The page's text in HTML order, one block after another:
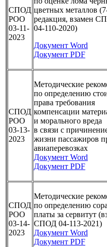
СПОД
РОО
03-11-
2023
цветных металлов
редакция, взамен
04-110-2020)
Документ Word
Документ PDF
СПОД
РОО
03-13-
2023
Методические
по определению
права требования
компенсации
и морального вреда
в связи с
жизни пассажиров
авиаперевозках
Документ Word
Документ PDF
СПОД
РОО
03-14-
2023
Методические
по определению
платы за сервитут
СПОД 04-113-2021)
Документ Word
Документ PDF